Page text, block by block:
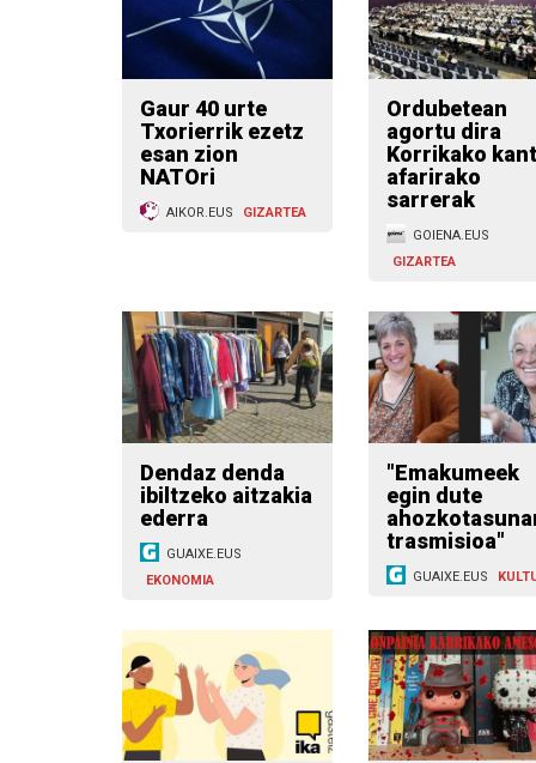
Gaur 40 urte
Txorierrik ezetz
esan zion
NATOri
AIKOR.EUS GIZARTEA
Ordubetean
agortu dira
Korrikako
afarirako
sarrerak
GOIENA.EUS
GIZARTEA
Dendaz denda
ibiltzeko aitzakia
ederra
GUAIXE.EUS
EKONOMIA
"Emakumeek
egin dute
trasmisioa"
GUAIXE.EUS